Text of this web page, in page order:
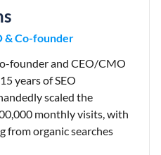
& Co-founder
founder and CEO/CMO
years of SEO
scaled the
monthly visits, with
from organic searches